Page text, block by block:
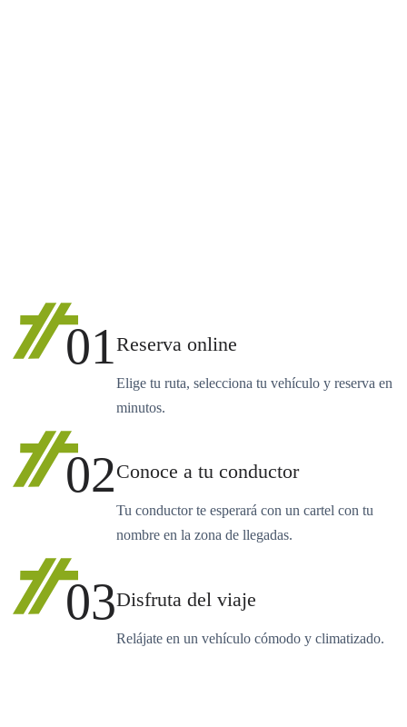
01Reserva online
Elige tu ruta, selecciona tu vehículo y reserva en
minutos.
02Conoce a tu conductor
Tu conductor te esperará con un cartel con tu
nombre en la zona de llegadas.
03Disfruta del viaje
Relájate en un vehículo cómodo y climatizado.